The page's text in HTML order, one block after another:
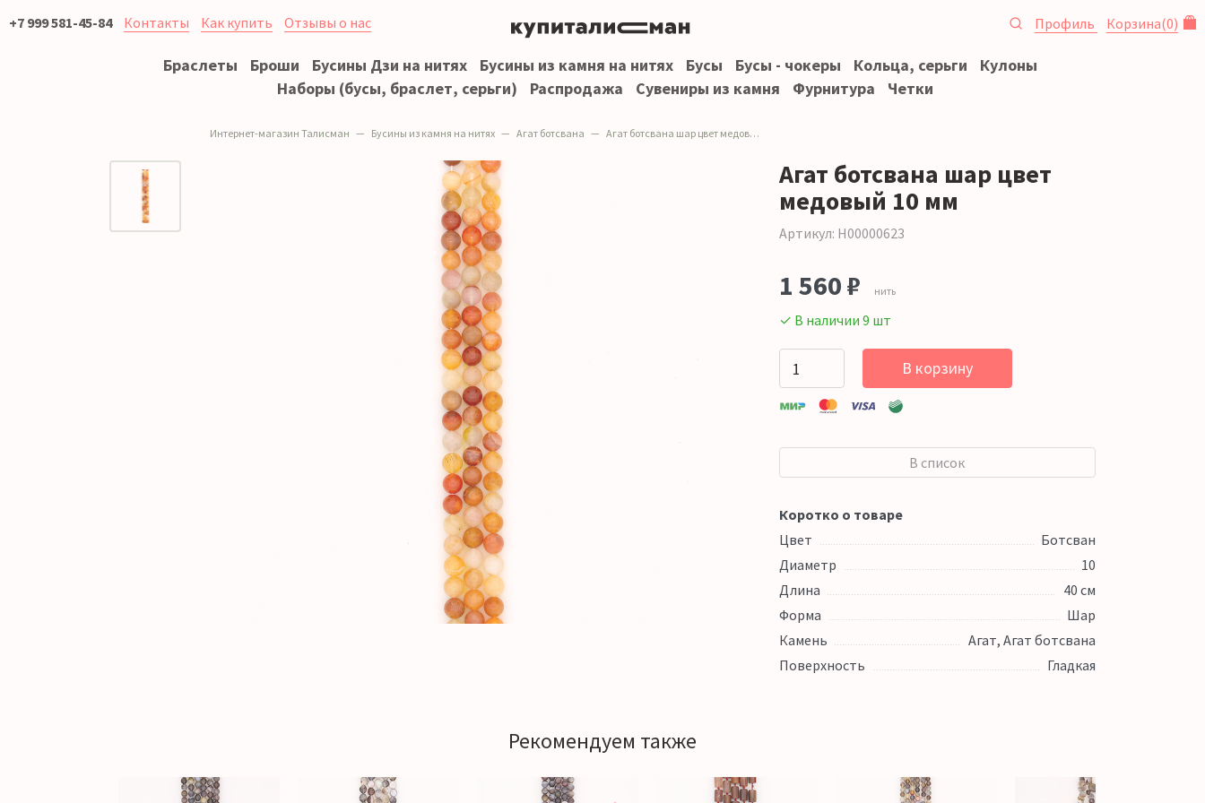
+7 999 581-45-84 Контакты Как купить Отзывы о нас Профиль Корзина(0)
Браслеты Броши Бусины Дзи на нитях Бусины из камня на нитях Бусы Бусы - чокеры Кольца, серьги
Кулоны
Наборы (бусы, браслет, серьги)
Распродажа Сувениры из камня Фурнитура Четки
Интернет-магазин Талисман Бусины из камня на нитях Агат ботсвана Агат ботсвана шар цвет медовый 10 мм
Агат ботсвана шар цвет
медовый 10 мм
Артикул: Н00000623
1 560 ₽ нить
✓ В наличии 9 шт
В корзину
В список
Коротко о товаре
Цвет
Ботсван
Диаметр
10
Длина
40 см
Форма
Шар
Камень
Агат, Агат ботсвана
Поверхность
Гладкая
Рекомендуем также